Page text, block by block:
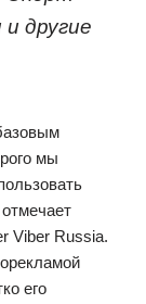
другие
мы
Viber Russia.
его